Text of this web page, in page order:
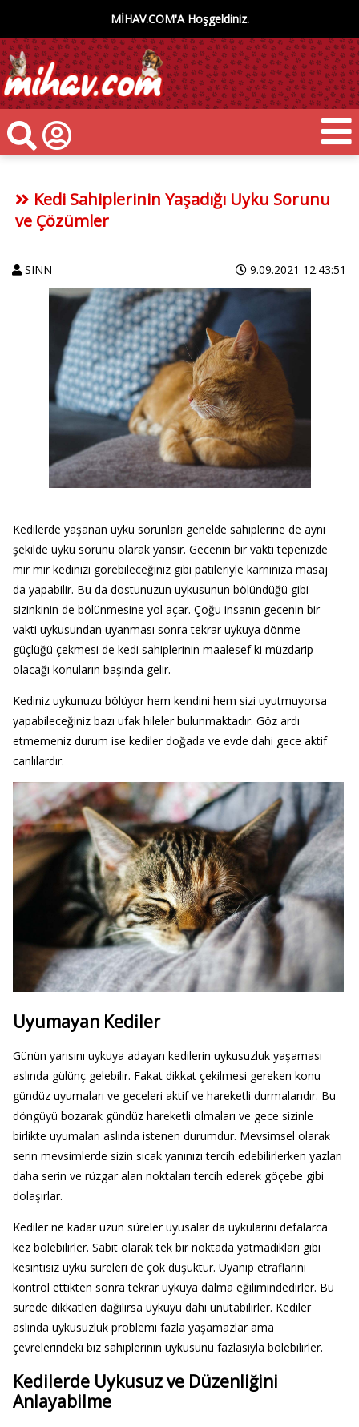
MİHAV.COM'A Hoşgeldiniz.
Kedi Sahiplerinin Yaşadığı Uyku Sorunu
ve Çözümler
SINN 9.09.2021 12:43:51
Kedilerde yaşanan uyku sorunları genelde sahiplerine de aynı
şekilde uyku sorunu olarak yansır. Gecenin bir vakti tepenizde
mır mır kedinizi görebileceğiniz gibi patileriyle karnınıza masaj
da yapabilir. Bu da dostunuzun uykusunun bölündüğü gibi
sizinkinin de bölünmesine yol açar. Çoğu insanın gecenin bir
vakti uykusundan uyanması sonra tekrar uykuya dönme
güçlüğü çekmesi de kedi sahiplerinin maalesef ki müzdarip
olacağı konuların başında gelir.
Kediniz uykunuzu bölüyor hem kendini hem sizi uyutmuyorsa
yapabileceğiniz bazı ufak hileler bulunmaktadır. Göz ardı
etmemeniz durum ise kediler doğada ve evde dahi gece aktif
canlılardır.
Uyumayan Kediler
Günün yarısını uykuya adayan kedilerin uykusuzluk yaşaması
aslında gülünç gelebilir. Fakat dikkat çekilmesi gereken konu
gündüz uyumaları ve geceleri aktif ve hareketli durmalarıdır. Bu
döngüyü bozarak gündüz hareketli olmaları ve gece sizinle
birlikte uyumaları aslında istenen durumdur. Mevsimsel olarak
serin mevsimlerde sizin sıcak yanınızı tercih edebilirlerken yazları
daha serin ve rüzgar alan noktaları tercih ederek göçebe gibi
dolaşırlar.
Kediler ne kadar uzun süreler uyusalar da uykularını defalarca
kez bölebilirler. Sabit olarak tek bir noktada yatmadıkları gibi
kesintisiz uyku süreleri de çok düşüktür. Uyanıp etraflarını
kontrol ettikten sonra tekrar uykuya dalma eğilimindedirler. Bu
sürede dikkatleri dağılırsa uykuyu dahi unutabilirler. Kediler
aslında uykusuzluk problemi fazla yaşamazlar ama
çevrelerindeki biz sahiplerinin uykusunu fazlasıyla bölebilirler.
Kedilerde Uykusuz ve Düzenliğini
Anlayabilme